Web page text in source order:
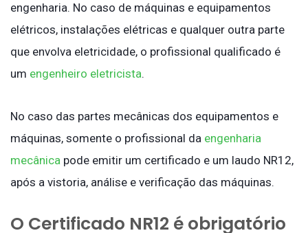
engenharia. No caso de máquinas e equipamentos
elétricos, instalações elétricas e qualquer outra parte
que envolva eletricidade, o profissional qualificado é
um engenheiro eletricista.
No caso das partes mecânicas dos equipamentos e
máquinas, somente o profissional da engenharia
mecânica pode emitir um certificado e um laudo NR12,
após a vistoria, análise e verificação das máquinas.
O Certificado NR12 é obrigatório